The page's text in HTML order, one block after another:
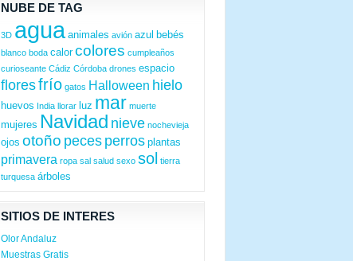
NUBE DE TAG
3D agua animales avión azul bebés
blanco boda calor colores cumpleaños
curioseante Cádiz Córdoba drones espacio
floresfrío gatos Halloween hielo
huevos India llorar luz mar muerte
mujeres Navidad nieve nochevieja
ojos otoño peces perros plantas
primavera ropa sal salud sexo sol tierra
turquesa árboles
SITIOS DE INTERES
Olor Andaluz
Muestras Gratis